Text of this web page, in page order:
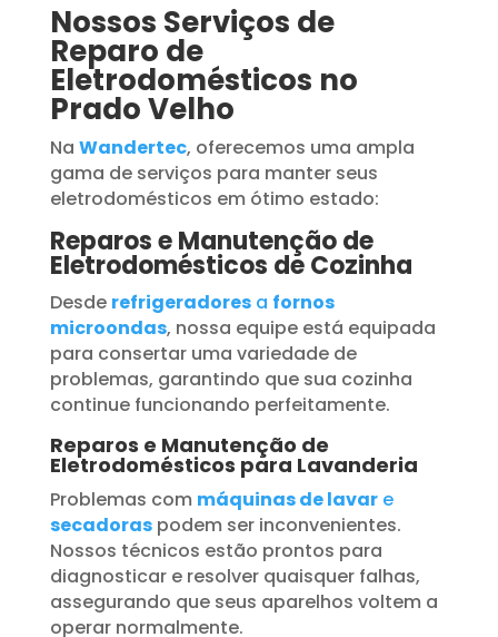
Nossos Serviços de
Reparo de
Eletrodomésticos no
Prado Velho
Na Wandertec, oferecemos uma ampla
gama de serviços para manter seus
eletrodomésticos em ótimo estado:
Reparos e Manutenção de
Eletrodomésticos de Cozinha
Desde refrigeradoresa fornos
microondas, nossa equipe está equipada
para consertar uma variedade de
problemas, garantindo que sua cozinha
continue funcionando perfeitamente.
Reparos e Manutenção de
Eletrodomésticos para Lavanderia
Problemas com máquinas de lavare
secadoraspodem ser inconvenientes.
Nossos técnicos estão prontos para
diagnosticar e resolver quaisquer falhas,
assegurando que seus aparelhos voltem a
operar normalmente.